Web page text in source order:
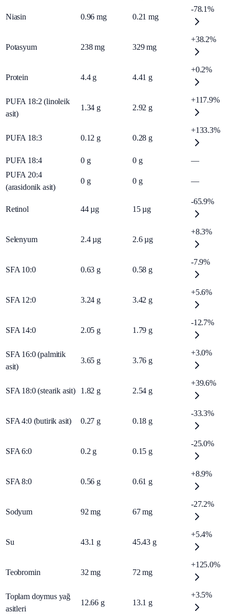
Niasin 0.96 mg 0.21 mg
-78.1%
Potasyum 238 mg 329 mg
+38.2%
Protein 4.4 g 4.41 g
+0.2%
PUFA 18:2 (linoleik
asit)
1.34 g 2.92 g
+117.9%
PUFA 18:3 0.12 g 0.28 g
+133.3%
PUFA 18:4 0 g 0 g
—
PUFA 20:4
(arasidonik asit)
0 g 0 g —
Retinol 44 µg 15 µg
-65.9%
Selenyum 2.4 µg 2.6 µg
+8.3%
SFA 10:0 0.63 g 0.58 g
-7.9%
SFA 12:0 3.24 g 3.42 g
+5.6%
SFA 14:0 2.05 g 1.79 g
-12.7%
SFA 16:0 (palmitik
asit)
3.65 g 3.76 g
+3.0%
SFA 18:0 (stearik asit) 1.82 g 2.54 g
+39.6%
SFA 4:0 (butirik asit) 0.27 g 0.18 g
-33.3%
SFA 6:0 0.2 g 0.15 g
-25.0%
SFA 8:0 0.56 g 0.61 g
+8.9%
Sodyum 92 mg 67 mg
-27.2%
Su 43.1 g 45.43 g
+5.4%
Teobromin 32 mg 72 mg
+125.0%
Toplam doymus yağ
asitleri
12.66 g 13.1 g
+3.5%